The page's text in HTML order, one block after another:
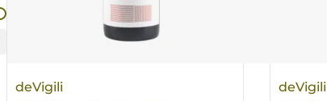
deVigili deVigili